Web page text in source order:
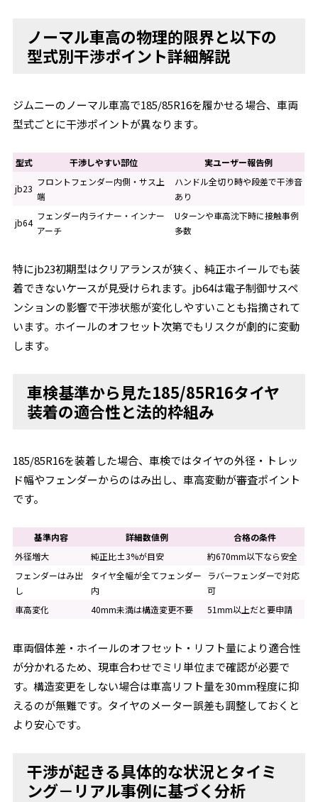
ノーマル車高の物理的限界と以下の
型式別干渉ポイント詳細解説
ジムニーのノーマル車高で185/85R16を履かせる場合、車両
型式ごとに干渉ポイントが異なります。
型式 干渉しやすい部位 実ユーザー報告例
jb23
フロントフェンダー内側・サス上
端
ハンドル全切り時や段差で干渉音
あり
jb64
フェンダー内ライナー・インナー
アーチ
Uターンや車高沈下時に接触事例
多数
特にjb23初期型はクリアランスが狭く、純正ホイールでも装
着できないケースが見受けられます。jb64は電子制御サスペ
ンションの影響で干渉状態が変化しやすいことも指摘されて
います。ホイールのオフセット次第でもリスクが劇的に変動
します。
車検基準から見た185/85R16タイヤ
装着の適合性と法的枠組み
185/85R16を装着した場合、車検ではタイヤの外径・トレッ
ド幅やフェンダーからのはみ出し、車高変動が審査ポイント
です。
基準内容 詳細数値例
合格の条件
外径増大
純正比±3%が目安
約670mm以下なら安全
フェンダーはみ出
し
タイヤ全幅が全てフェンダー
内
ラバーフェンダーで対応
可
車高変化
40mm未満は構造変更不要 51mm以上だと要申請
車両個体差・ホイールのオフセット・リフト量により適合性
が分かれるため、現車合わせでミリ単位まで確認が必要で
す。構造変更をしない場合は車高リフト量を30mm程度に抑
えるのが無難です。タイヤのメーター誤差も調整しておくと
より安心です。
干渉が起きる具体的な状況とタイミ
ング－リアル事例に基づく分析